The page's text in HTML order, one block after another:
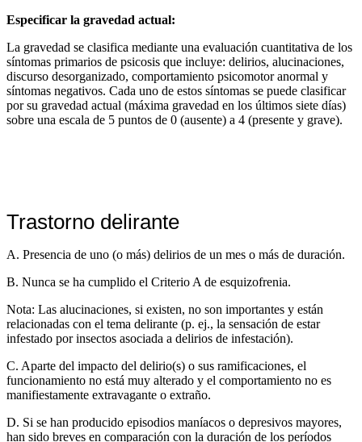
Especificar la gravedad actual:
La gravedad se clasifica mediante una evaluación cuantitativa de los
síntomas primarios de psicosis que incluye: delirios, alucinaciones,
discurso desorganizado, comportamiento psicomotor anormal y
síntomas negativos. Cada uno de estos síntomas se puede clasificar
por su gravedad actual (máxima gravedad en los últimos siete días)
sobre una escala de 5 puntos de 0 (ausente) a 4 (presente y grave).
Trastorno delirante
A. Presencia de uno (o más) delirios de un mes o más de duración.
B. Nunca se ha cumplido el Criterio A de esquizofrenia.
Nota: Las alucinaciones, si existen, no son importantes y están
relacionadas con el tema delirante (p. ej., la sensación de estar
infestado por insectos asociada a delirios de infestación).
C. Aparte del impacto del delirio(s) o sus ramificaciones, el
funcionamiento no está muy alterado y el comportamiento no es
manifiestamente extravagante o extraño.
D. Si se han producido episodios maníacos o depresivos mayores,
han sido breves en comparación con la duración de los períodos